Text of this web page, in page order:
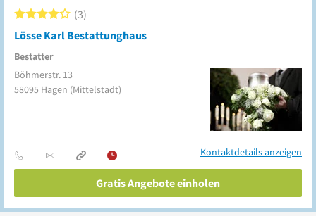
Lösse Karl Bestattunghaus
Bestatter
3
Böhmerstr. 13
58095 Hagen (Mittelstadt)
Kontaktdetails anzeigen
Gratis Angebote einholen